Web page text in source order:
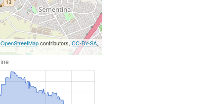
OpenStreetMapcontributors, CC-BY-SA,